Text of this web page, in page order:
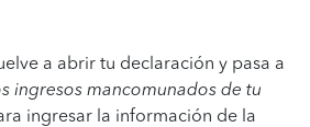
a abrir tu declaración y pasa a
ingresos mancomunados de tu
ingresar la información de la